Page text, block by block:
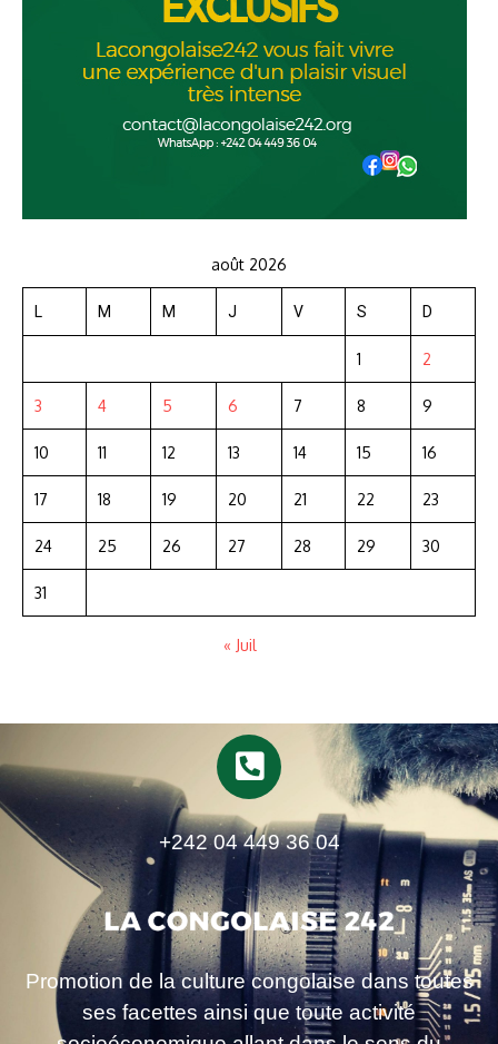
août 2026
L M M J V S D
1 2
3 4 5 6 7 8 9
10 11 12 13 14 15 16
17 18 19 20 21 22 23
24 25 26 27 28 29 30
31
« Juil
+242 04 449 36 04
Promotion de la culture congolaise dans toutes
ses facettes ainsi que toute activité